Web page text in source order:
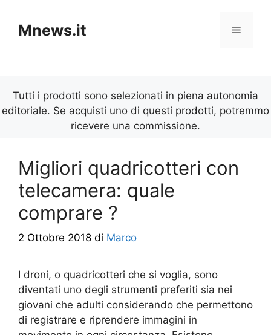
contenuto
Mnews.it Menu
Tutti i prodotti sono selezionati in piena autonomia
editoriale. Se acquisti uno di questi prodotti, potremmo
ricevere una commissione.
Migliori quadricotteri con
telecamera: quale
comprare ?
2 Ottobre 2018 di Marco
I droni, o quadricotteri che si voglia, sono
diventati uno degli strumenti preferiti sia nei
giovani che adulti considerando che permettono
di registrare e riprendere immagini in